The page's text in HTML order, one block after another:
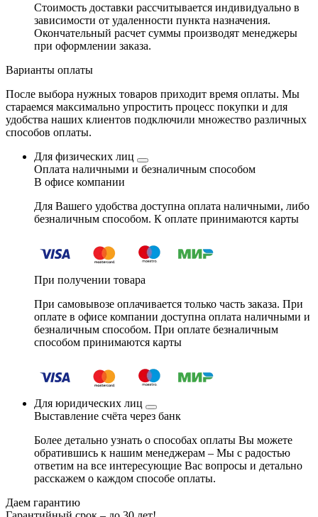
Стоимость доставки рассчитывается индивидуально в
зависимости от удаленности пункта назначения.
Окончательный расчет суммы производят менеджеры
при оформлении заказа.
Варианты оплаты
После выбора нужных товаров приходит время оплаты. Мы
стараемся максимально упростить процесс покупки и для
удобства наших клиентов подключили множество различных
способов оплаты.
Для физических лиц
Оплата наличными и безналичным способом
В офисе компании
Для Вашего удобства доступна оплата наличными, либо
безналичным способом. К оплате принимаются карты
При получении товара
При самовывозе оплачивается только часть заказа. При
оплате в офисе компании доступна оплата наличными и
безналичным способом. При оплате безналичным
способом принимаются карты
Для юридических лиц
Выставление счёта через банк
Более детально узнать о способах оплаты Вы можете
обратившись к нашим менеджерам – Мы с радостью
ответим на все интересующие Вас вопросы и детально
расскажем о каждом способе оплаты.
Даем гарантию